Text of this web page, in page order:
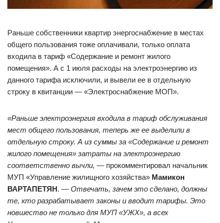
Раньше собственники квартир энергоснабжение в местах
общего пользования тоже оплачивали, только оплата
входила в тариф «Содержание и ремонт жилого
помещения». А с 1 июля расходы на электроэнергию из
данного тарифа исключили, и вывели ее в отдельную
строку в квитанции — «Электроснабжение МОП».
«Раньше электроэнергия входила в тариф обслуживания
мест общего пользования, теперь же ее выделили в
отдельную строку. А из суммы за «Содержание и ремонт
жилого помещения» затраты на электроэнергию
соответственно вычли, — прокомментировал начальник
МУП «Управление жилищного хозяйства» Мамикон
ВАРТАПЕТЯН. — Отвечать, зачем это сделано, должны
те, кто разрабатывает законы и вводит тарифы. Это
новшество не только для МУП «УЖХ», а всех